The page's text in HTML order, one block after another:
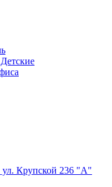
Детские
ул. Крупской 236 "А"